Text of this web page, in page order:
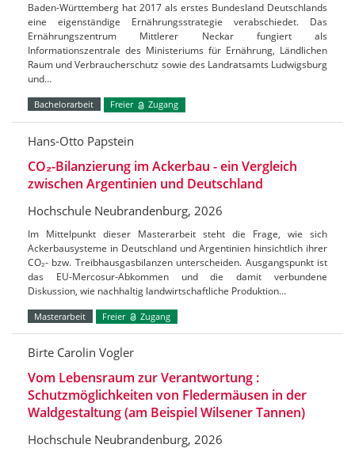
Baden-Württemberg hat 2017 als erstes Bundesland Deutschlands
eine eigenständige Ernährungsstrategie verabschiedet. Das
Ernährungszentrum Mittlerer Neckar fungiert als
Informationszentrale des Ministeriums für Ernährung, Ländlichen
Raum und Verbraucherschutz sowie des Landratsamts Ludwigsburg
und…
Bachelorarbeit Freier Zugang
Hans-Otto Papstein
CO₂-Bilanzierung im Ackerbau - ein Vergleich
zwischen Argentinien und Deutschland
Hochschule Neubrandenburg, 2026
Im Mittelpunkt dieser Masterarbeit steht die Frage, wie sich
Ackerbausysteme in Deutschland und Argentinien hinsichtlich ihrer
CO₂- bzw. Treibhausgasbilanzen unterscheiden. Ausgangspunkt ist
das EU-Mercosur-Abkommen und die damit verbundene
Diskussion, wie nachhaltig landwirtschaftliche Produktion…
Masterarbeit Freier Zugang
Birte Carolin Vogler
Vom Lebensraum zur Verantwortung :
Schutzmöglichkeiten von Fledermäusen in der
Waldgestaltung (am Beispiel Wilsener Tannen)
Hochschule Neubrandenburg, 2026